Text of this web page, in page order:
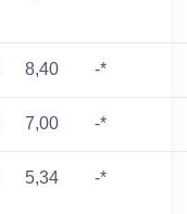
8,40 -*
7,00 -*
5,34 -*